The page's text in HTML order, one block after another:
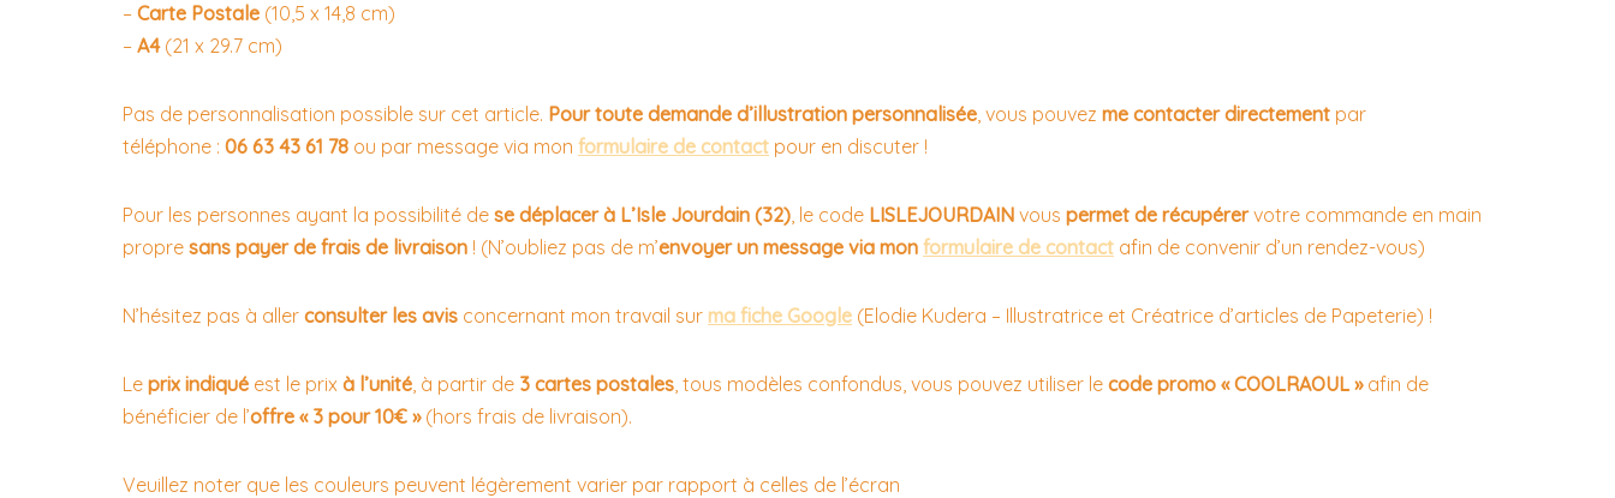
– Carte Postale (10,5 x 14,8 cm)
– A4(21 x 29.7 cm)
Pas de personnalisation possible sur cet article. Pour toute demande d’illustration personnalisée, vous pouvez me contacter directement par
téléphone : 06 63 43 61 78 ou par message via mon formulaire de contact pour en discuter !
Pour les personnes ayant la possibilité de se déplacer à L’Isle Jourdain (32), le code LISLEJOURDAIN vous permet de récupérervotre commande en main
propre sans payer de frais de livraison ! (N’oubliez pas de m’envoyer un message via mon formulaire de contact afin de convenir d’un rendez-vous)
N’hésitez pas à aller consulter les avis concernant mon travail sur ma fiche Google (Elodie Kudera – Illustratrice et Créatrice d’articles de Papeterie) !
Le prix indiqué est le prix à l’unité, à partir de 3 cartes postales, tous modèles confondus, vous pouvez utiliser le code promo « COOLRAOUL »afin de
bénéficier de l’offre « 3 pour 10€ »(hors frais de livraison).
Veuillez noter que les couleurs peuvent légèrement varier par rapport à celles de l’écran